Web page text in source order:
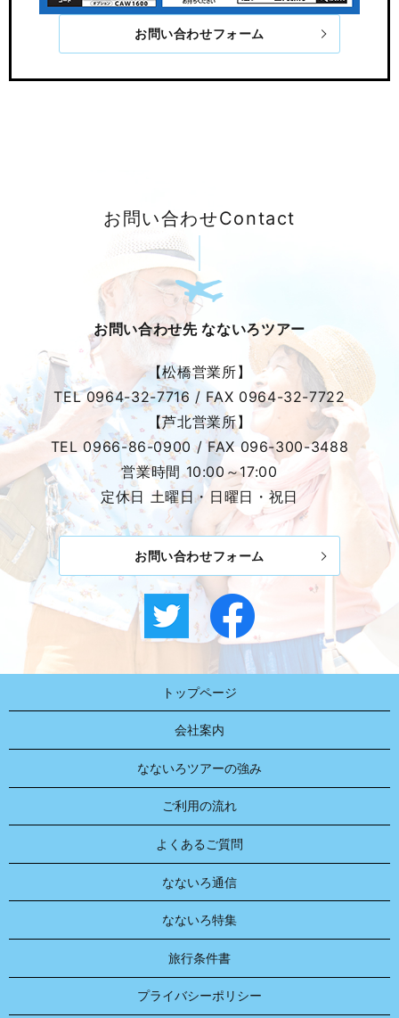
お問い合わせフォーム
お問い合わせContact
お問い合わせ先 なないろツアー
【松橋営業所】
TEL0964-32-7716 / FAX 0964-32-7722
【芦北営業所】
TEL0966-86-0900 / FAX 096-300-3488
営業時間 10:00～17:00
定休日 土曜日・日曜日・祝日
お問い合わせフォーム
トップページ
会社案内
なないろツアーの強み
ご利用の流れ
よくあるご質問
なないろ通信
なないろ特集
旅行条件書
プライバシーポリシー